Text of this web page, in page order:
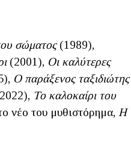
σώματος(1989),
(2001), Οι καλύτερες
Ο παράξενος ταξιδιώτης
Το καλοκαίρι του
νέο του μυθιστόρημα, Η